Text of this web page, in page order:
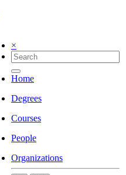
×
Home
Degrees
Courses
People
Organizations